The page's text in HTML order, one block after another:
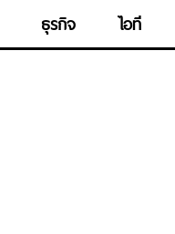
ธุรกิจ ไอที